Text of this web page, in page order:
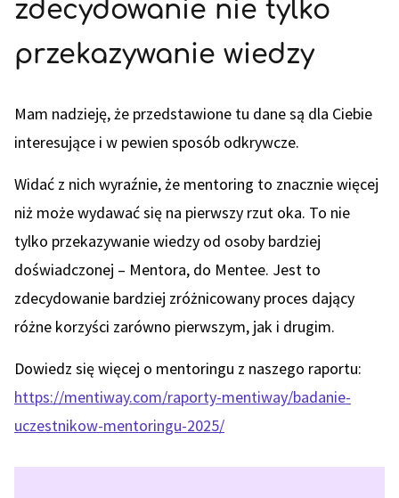
zdecydowanie nie tylko
przekazywanie wiedzy
Mam nadzieję, że przedstawione tu dane są dla Ciebie
interesujące i w pewien sposób odkrywcze.
Widać z nich wyraźnie, że mentoring to znacznie więcej
niż może wydawać się na pierwszy rzut oka. To nie
tylko przekazywanie wiedzy od osoby bardziej
doświadczonej – Mentora, do Mentee. Jest to
zdecydowanie bardziej zróżnicowany proces dający
różne korzyści zarówno pierwszym, jak i drugim.
Dowiedz się więcej o mentoringu z naszego raportu:
https://mentiway.com/raporty-mentiway/badanie-
uczestnikow-mentoringu-2025/